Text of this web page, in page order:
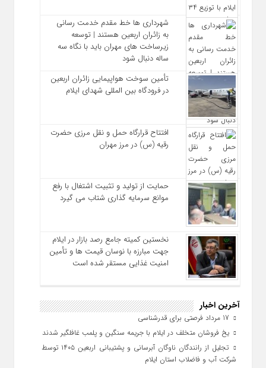
شهرداری‌ ها خط مقدم خدمت ‌رسانی
به زائران اربعین هستند | توسعه
زیرساخت ‌های مهران باید با نگاه سه‌
ساله دنبال شود
تأمین سوخت هواپیمایی زائران اربعین
در فرودگاه بین المللی شهدای ایلام
افتتاح قرارگاه حمل‌ و نقل مرزی حضرت
رقیه (س) در مرز مهران
حمایت از تولید و تثبیت اشتغال با رفع
موانع سرمایه‌ گذاری شتاب می‌ گیرد
نخستین کمیته جامع رصد بازار در ایلام
جهت مبارزه با نوسان قیمت‌ ها و تأمین
امنیت غذایی مستقر شده است
آخرین اخبار
یخ‌ فروشان متخلف در ایلام با جریمه سنگین و پلمب غافلگیر شدند
تجلیل از رانندگان ناوگان آبرسانی و پشتیبانی اربعین ۱۴۰۵ توسط
شرکت آب و فاضلاب استان ایلام